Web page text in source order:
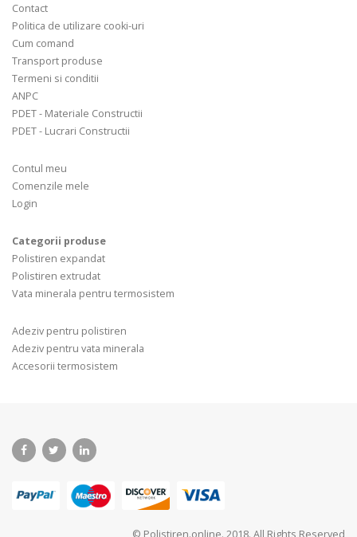
Contact
Politica de utilizare cooki-uri
Cum comand
Transport produse
Termeni si conditii
ANPC
PDET - Materiale Constructii
PDET - Lucrari Constructii
Contul meu
Comenzile mele
Login
Categorii produse
Polistiren expandat
Polistiren extrudat
Vata minerala pentru termosistem
Adeziv pentru polistiren
Adeziv pentru vata minerala
Accesorii termosistem
© Polistiren.online. 2018. All Rights Reserved